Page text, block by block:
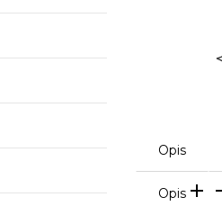
Opis
Opis